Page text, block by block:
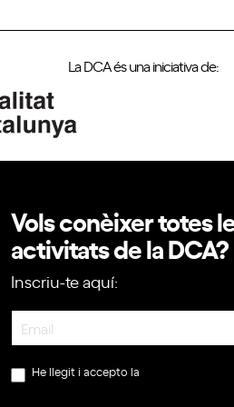
La DCA és una iniciativa de:
Vols conèixer totes
activitats de la DCA?
Inscriu-te aquí:
Newsletter
He llegit i accepto la